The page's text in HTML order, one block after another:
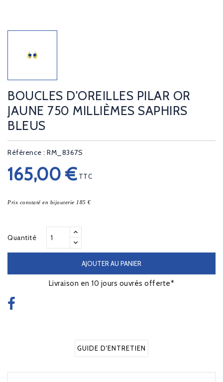
BOUCLES D'OREILLES PILAR OR
JAUNE 750 MILLIÈMES SAPHIRS
BLEUS
Référence : RM_8367S
165,00 € TTC
Prix constaté en bijouterie 185 €
Quantité
AJOUTER AU PANIER
Livraison en 10 jours ouvrés offerte*
GUIDE D'ENTRETIEN